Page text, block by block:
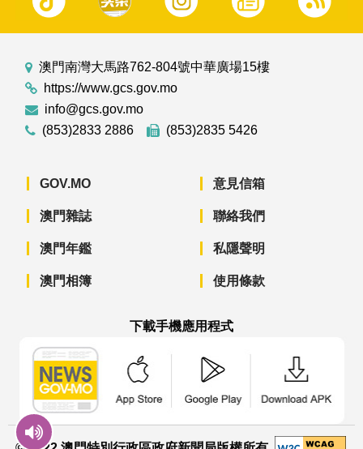
澳門南灣大馬路762-804號中華廣場15樓
https://www.gcs.gov.mo
info@gcs.gov.mo
(853)2833 2886
(853)2835 5426
GOV.MO
澳門雜誌
澳門年鑑
澳門相簿
意見信箱
聯絡我們
私隱聲明
使用條款
下載手機應用程式